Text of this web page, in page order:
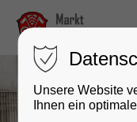
Unsere Website
Ihnen ein